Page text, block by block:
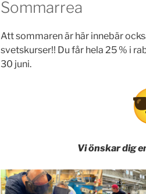
Sommarrea
Att sommaren är här innebär
svetskurser!! Du får hela 25 % i
30 juni.
Vi önskar dig